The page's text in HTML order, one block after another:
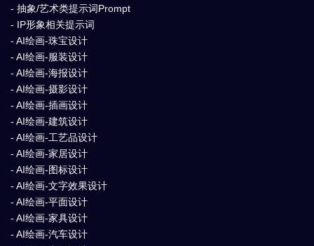
- 抽象/艺术类提示词Prompt
- IP形象相关提示词
- AI绘画-珠宝设计
- AI绘画-服装设计
- AI绘画-海报设计
- AI绘画-摄影设计
- AI绘画-插画设计
- AI绘画-建筑设计
- AI绘画-工艺品设计
- AI绘画-家居设计
- AI绘画-图标设计
- AI绘画-文字效果设计
- AI绘画-平面设计
- AI绘画-家具设计
- AI绘画-汽车设计